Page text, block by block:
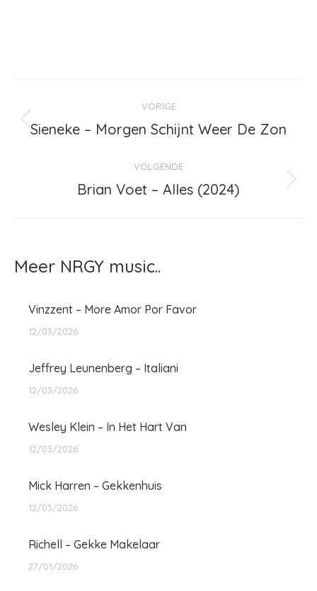
navigatie
VORIGE
Vorig
Sieneke – Morgen Schijnt Weer De Zon
VOLGENDE
Volgend
Brian Voet – Alles (2024)
Meer NRGY music..
Vinzzent – More Amor Por Favor
12/03/2026
Jeffrey Leunenberg – Italiani
12/03/2026
Wesley Klein – In Het Hart Van
12/03/2026
Mick Harren – Gekkenhuis
12/03/2026
Richell – Gekke Makelaar
27/01/2026